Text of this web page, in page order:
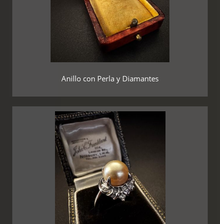
Anillo con Perla y Diamantes